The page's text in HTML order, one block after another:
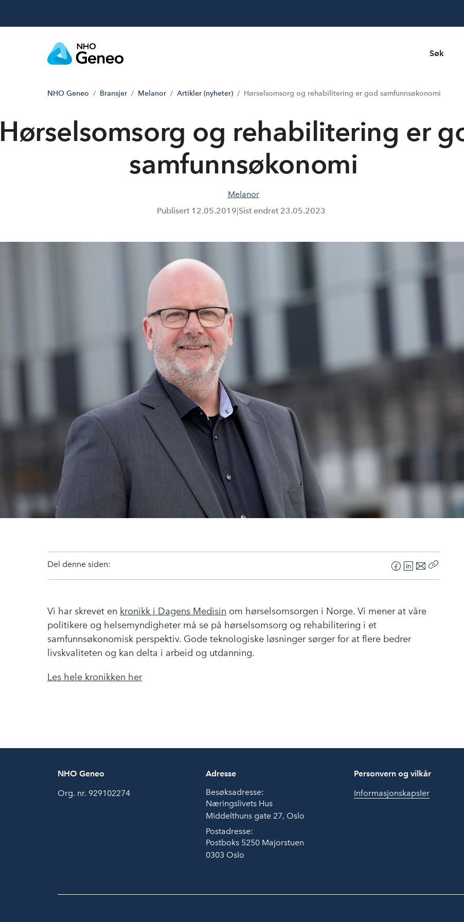
Søk
NHO Geneo Bransjer Melanor Artikler (nyheter) Hørsels­omsorg og rehabilitering er god samfunns­økonomi
og rehabilitering er
samfunns­økonomi
Melanor
Publisert 12.05.2019 Sist endret 23.05.2023
Del denne siden:
F
e
o
L
k
E
o
Vi har skrevet en kronikk i Dagens Medisin om hørselsomsorgen i Norge. Vi mener at våre
politikere og helsemyndigheter må se på hørselsomsorg og rehabilitering i et
samfunnsøkonomisk perspektiv. Gode teknologiske løsninger sørger for at flere bedrer
livskvaliteten og kan delta i arbeid og utdanning.
Les hele kronikken her
NHO Geneo
Org. nr. 929102274
Adresse
Besøksadresse:
Næringslivets Hus
Middelthuns gate 27, Oslo
Postadresse:
Postboks 5250 Majorstuen
0303 Oslo
Personvern og vilkår
Informasjonskapsler